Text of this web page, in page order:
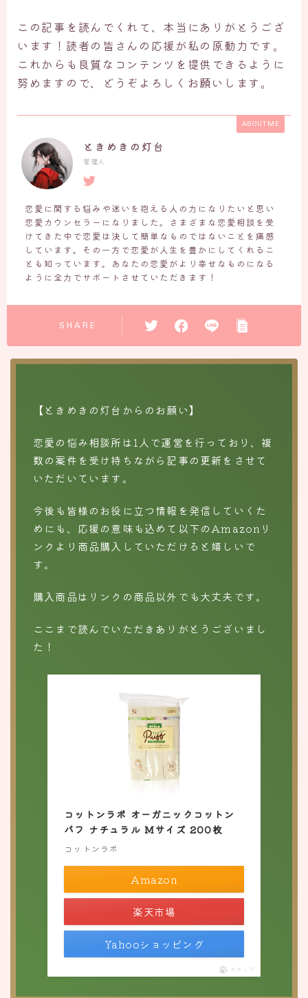
この記事を読んでくれて、本当にありがとうござ
います！読者の皆さんの応援が私の原動力です。
これからも良質なコンテンツを提供できるように
努めますので、どうぞよろしくお願いします。
ABOUT ME
ときめきの灯台
管理人
恋愛に関する悩みや迷いを抱える人の力になりたいと思い
恋愛カウンセラーになりました。さまざまな恋愛相談を受
けてきた中で恋愛は決して簡単なものではないことを痛感
しています。その一方で恋愛が人生を豊かにしてくれるこ
とも知っています。あなたの恋愛がより幸せなものになる
ように全力でサポートさせていただきます！
SHARE
【ときめきの灯台からのお願い】
恋愛の悩み相談所は1人で運営を行っており、複
数の案件を受け持ちながら記事の更新をさせて
いただいています。
今後も皆様のお役に立つ情報を発信していくた
めにも、応援の意味も込めて以下のAmazonリ
ンクより商品購入していただけると嬉しいで
す。
購入商品はリンクの商品以外でも大丈夫です。
ここまで読んでいただきありがとうございまし
た！
コットンラボ オーガニックコットン
パフ ナチュラル Mサイズ 200枚
コットンラボ
Amazon
楽天市場
Yahooショッピング
ポチップ